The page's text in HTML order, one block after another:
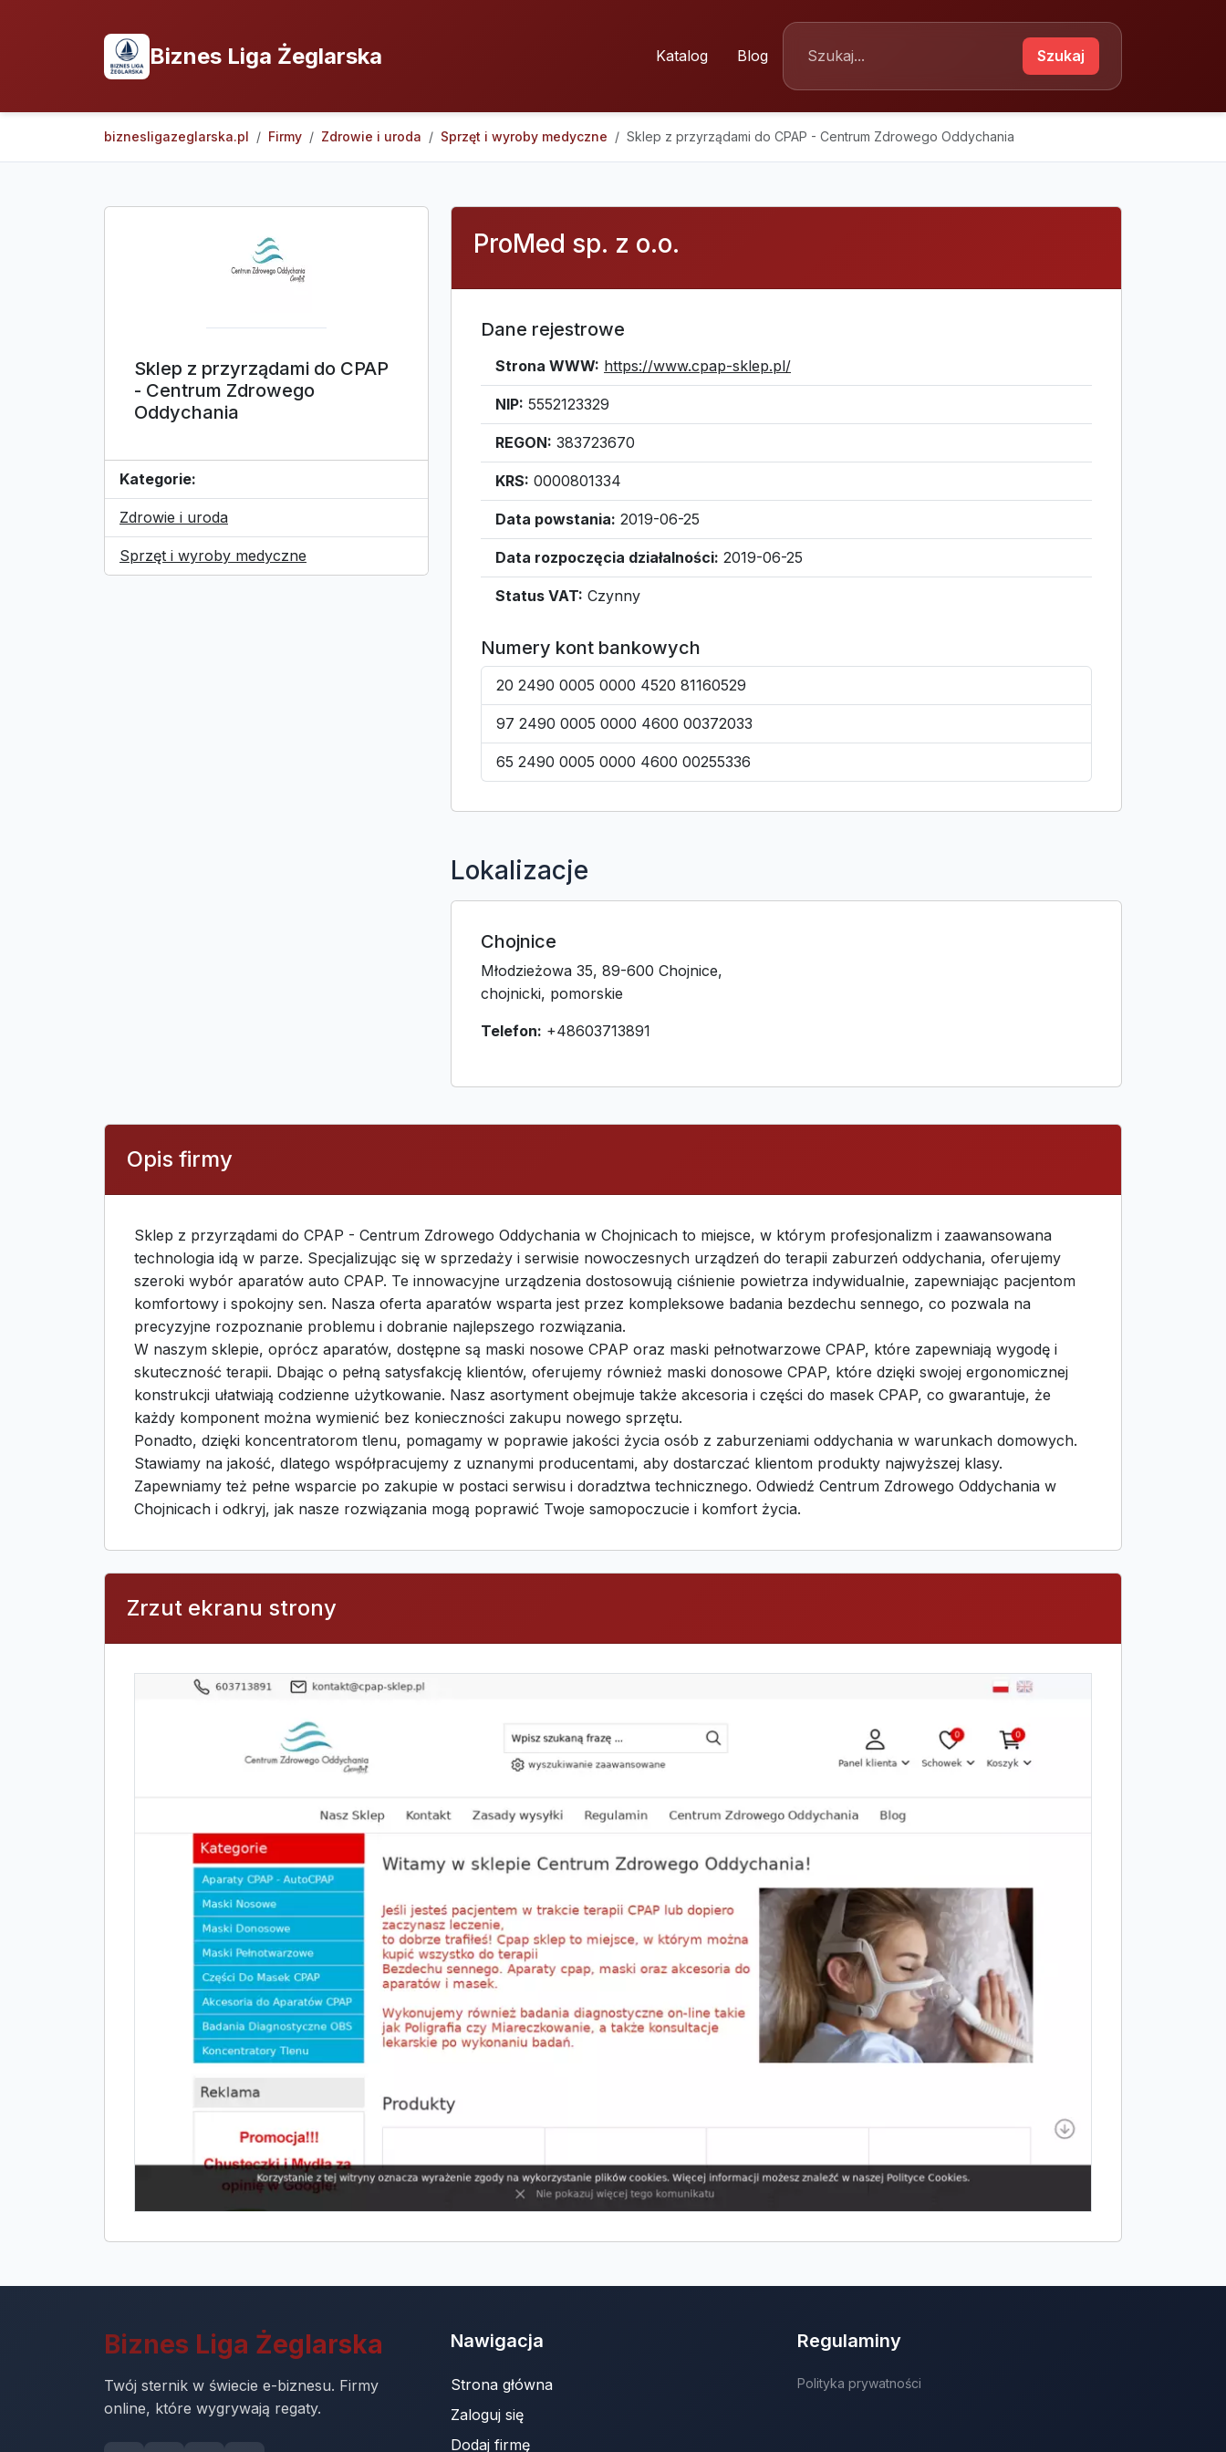
Biznes Liga Żeglarska Katalog Blog Szukaj
biznesligazeglarska.pl Firmy Zdrowie i uroda Sprzęt i wyroby medyczne Sklep z przyrządami do CPAP - Centrum Zdrowego Oddychania
Sklep z przyrządami do CPAP
- Centrum Zdrowego
Oddychania
Kategorie:
Zdrowie i uroda
Sprzęt i wyroby medyczne
ProMed sp. z o.o.
Dane rejestrowe
Strona WWW: https://www.cpap-sklep.pl/
NIP: 5552123329
REGON: 383723670
KRS: 0000801334
Data powstania: 2019-06-25
Data rozpoczęcia działalności: 2019-06-25
Status VAT: Czynny
Numery kont bankowych
20 2490 0005 0000 4520 81160529
97 2490 0005 0000 4600 00372033
65 2490 0005 0000 4600 00255336
Lokalizacje
Chojnice
Młodzieżowa 35, 89-600 Chojnice,
chojnicki, pomorskie
Telefon: +48603713891
Opis firmy
Sklep z przyrządami do CPAP - Centrum Zdrowego Oddychania w Chojnicach to miejsce, w którym profesjonalizm i zaawansowana
technologia idą w parze. Specjalizując się w sprzedaży i serwisie nowoczesnych urządzeń do terapii zaburzeń oddychania, oferujemy
szeroki wybór aparatów auto CPAP. Te innowacyjne urządzenia dostosowują ciśnienie powietrza indywidualnie, zapewniając pacjentom
komfortowy i spokojny sen. Nasza oferta aparatów wsparta jest przez kompleksowe badania bezdechu sennego, co pozwala na
precyzyjne rozpoznanie problemu i dobranie najlepszego rozwiązania.
W naszym sklepie, oprócz aparatów, dostępne są maski nosowe CPAP oraz maski pełnotwarzowe CPAP, które zapewniają wygodę i
skuteczność terapii. Dbając o pełną satysfakcję klientów, oferujemy również maski donosowe CPAP, które dzięki swojej ergonomicznej
konstrukcji ułatwiają codzienne użytkowanie. Nasz asortyment obejmuje także akcesoria i części do masek CPAP, co gwarantuje, że
każdy komponent można wymienić bez konieczności zakupu nowego sprzętu.
Ponadto, dzięki koncentratorom tlenu, pomagamy w poprawie jakości życia osób z zaburzeniami oddychania w warunkach domowych.
Stawiamy na jakość, dlatego współpracujemy z uznanymi producentami, aby dostarczać klientom produkty najwyższej klasy.
Zapewniamy też pełne wsparcie po zakupie w postaci serwisu i doradztwa technicznego. Odwiedź Centrum Zdrowego Oddychania w
Chojnicach i odkryj, jak nasze rozwiązania mogą poprawić Twoje samopoczucie i komfort życia.
Zrzut ekranu strony
Biznes Liga Żeglarska
Twój sternik w świecie e-biznesu. Firmy
online, które wygrywają regaty.
Nawigacja
Strona główna
Zaloguj się
Dodaj firmę
Regulaminy
Polityka prywatności